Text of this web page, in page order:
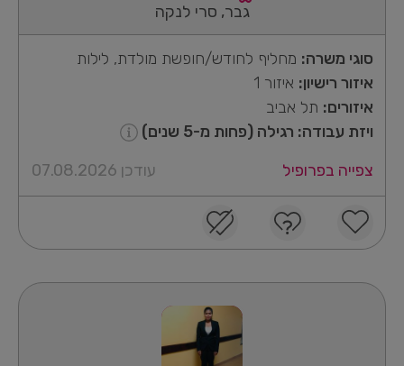
גבר, סרי לנקה
סוגי משרה: מחליף לחודש/חופשת מולדת, לילות
איזור רישיון: איזור 1
איזורים: תל אביב
ויזת עבודה: רגילה (פחות מ-5 שנים)
צפייה בפרופיל
עודכן 07.08.2026